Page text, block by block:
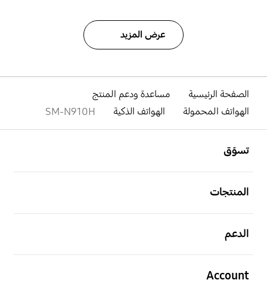
عرض المزيد
الصفحة الرئيسية
مساعدة ودعم المنتج
الهواتف المحمولة
الهواتف الذكية SM-N910H
تسوّق
المنتجات
الدعم
Account